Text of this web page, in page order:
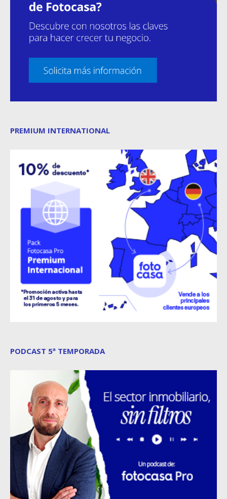
PREMIUM INTERNATIONAL
PODCAST 5ª TEMPORADA